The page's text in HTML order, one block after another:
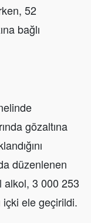
52
bağlı
gözaltına
düzenlenen
3 000 253
ele geçirildi.